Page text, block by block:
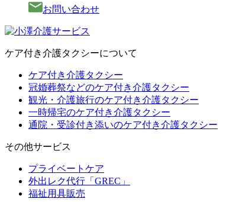
お問い合わせ
ケア付き介護タクシーについて
ケア付き介護タクシー
冠婚葬祭などのケア付き介護タクシー
観光・介護旅行のケア付き介護タクシー
一時帰宅のケア付き介護タクシー
通院・受診付き添いのケア付き介護タクシー
その他サービス
プライベートケア
外出レク代行「GREC」
福祉用具販売